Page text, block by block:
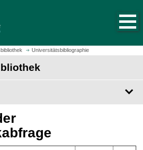
Universitätsbibliographie